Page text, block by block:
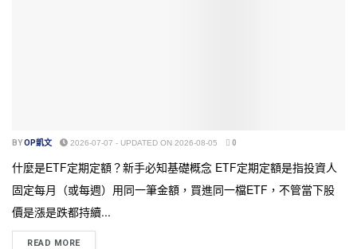
BYOP凱文 2026-07-07 - UPDATED ON 2026-08-05 0
什麼是ETF定期定額？新手必知基礎概念 ETF定期定額是指投資人
固定每月（或每週）用同一筆金額，買進同一檔ETF，不管當下股
價是漲是跌都持續...
READ MORE